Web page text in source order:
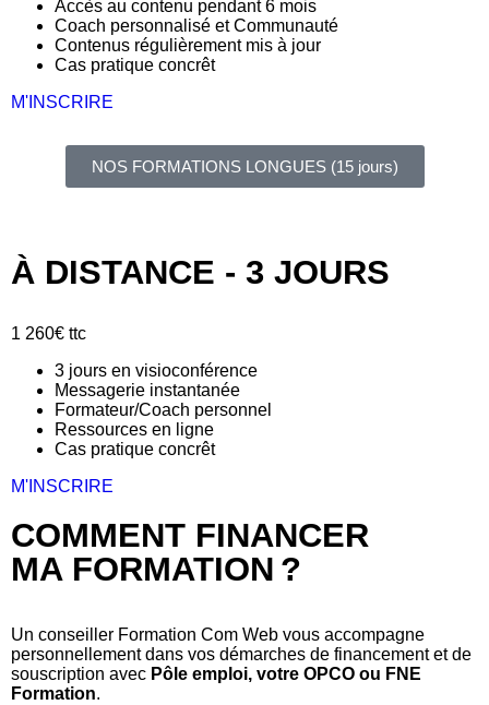
Accès au contenu pendant 6 mois
Coach personnalisé et Communauté
Contenus régulièrement mis à jour
Cas pratique concrêt
M'INSCRIRE
NOS FORMATIONS LONGUES (15 jours)
À DISTANCE - 3 JOURS
1 260€ ttc
3 jours en visioconférence
Messagerie instantanée
Formateur/Coach personnel
Ressources en ligne
Cas pratique concrêt
M'INSCRIRE
COMMENT FINANCER
MA FORMATION ?
Un conseiller Formation Com Web vous accompagne
personnellement dans vos démarches de financement et de
souscription avec Pôle emploi, votre OPCO ou FNE
Formation.